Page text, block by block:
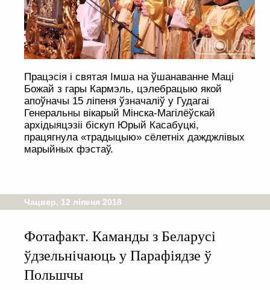
Працэсія і святая Імша на ўшанаванне Маці
Божай з гары Кармэль, цэлебрацыю якой
апоўначы 15 ліпеня ўзначаліў у Гудагаі
Генеральны вікарый Мінска-Магілёўскай
архідыяцэзіі біскуп Юрый Касабуцкі,
працягнула «традыцыю» сёлетніх дажджлівых
марыйных фэстаў.
Чацвер, 12 ліпеня 2018
Фотафакт. Каманды з Беларусі
ўдзельнічаюць у Парафіядзе ў
Польшчы